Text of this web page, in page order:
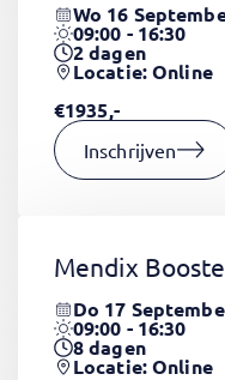
Wo 16
09:00 - 16:30
2dagen
Locatie: Online
€1935,-
Inschrijven
Mendix
Do 17
09:00 - 16:30
8dagen
Locatie: Online